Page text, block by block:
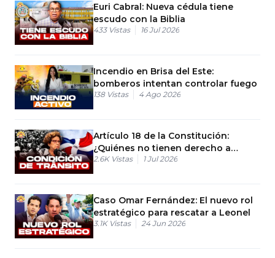
Euri Cabral: Nueva cédula tiene
escudo con la Biblia
433 Vistas 16 Jul 2026
Incendio en Brisa del Este:
bomberos intentan controlar fuego
138 Vistas 4 Ago 2026
Artículo 18 de la Constitución:
¿Quiénes no tienen derecho a
nacionalidad RD?
2.6K Vistas 1 Jul 2026
Caso Omar Fernández: El nuevo rol
estratégico para rescatar a Leonel
3.1K Vistas 24 Jun 2026